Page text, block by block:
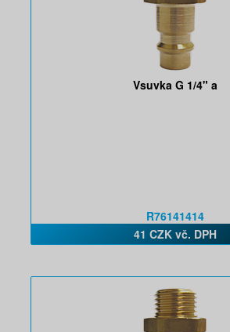
Vsuvka G 1/4" a
R76141414
41 CZK vč. DPH